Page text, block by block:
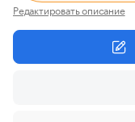
Редактировать описание